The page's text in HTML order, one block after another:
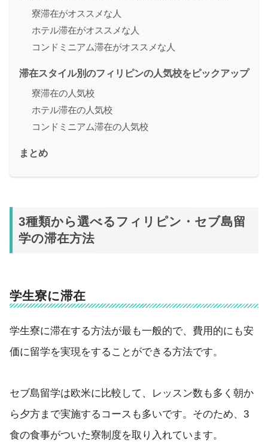
寮滞在がオススメな人
ホテル滞在がオススメな人
コンドミニアム滞在がオススメな人
滞在スタイル別のフィリピンの人気校をピックアップ
寮滞在の人気校
ホテル滞在の人気校
コンドミニアム滞在の人気校
まとめ
3種類から選べるフィリピン・セブ島留
学の滞在方法
学生寮に滞在
学生寮に滞在する方法が最も一般的で、費用的にも安
価に留学を実現をすることができる方法です。
セブ島留学は欧米に比較して、レッスン数も多く朝か
ら夕方まで実施するコースも多いです。そのため、3
食の食事がついた寮制度を取り入れています。